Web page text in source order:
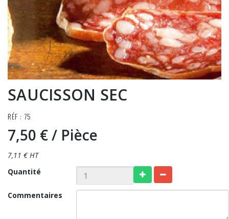
SAUCISSON SEC
RÉF : 75
7,50 €/ Pièce
7,11 € HT
Quantité
Commentaires